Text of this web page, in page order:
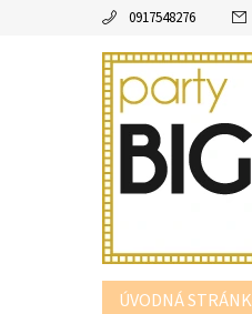
0917548276
ÚVODNÁ